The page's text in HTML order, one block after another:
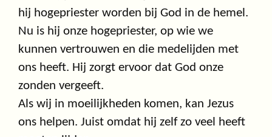
hij hogepriester worden bij God in de hemel.
Nu is hij onze hogepriester, op wie we
kunnen vertrouwen en die medelijden met
ons heeft. Hij zorgt ervoor dat God onze
zonden vergeeft.
Als wij in moeilijkheden komen, kan Jezus
ons helpen. Juist omdat hij zelf zo veel heeft